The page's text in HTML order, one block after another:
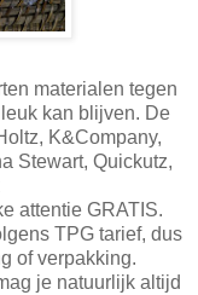
materialen tegen
kan blijven. De
K&Company,
Stewart, Quickutz,
attentie GRATIS.
TPG tarief, dus
of verpakking.
je natuurlijk altijd